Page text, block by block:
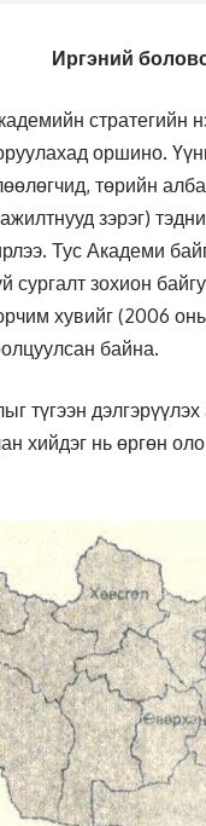
Иргэний
стратегийн
оршино.
төрийн
зэрэг)
Тус Академи
сургалт зохион
хувийг (2006
байна.
түгээн
хийдэг нь өргөн